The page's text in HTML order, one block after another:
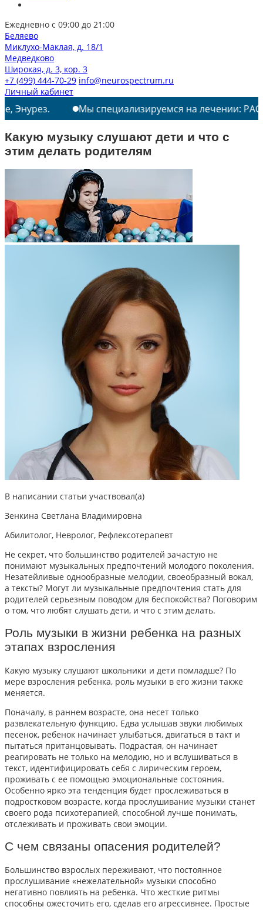
Ежедневно с 09:00 до 21:00
Беляево
Миклухо-Маклая, д. 18/1
Медведково
Широкая, д. 3, кор. 3
+7 (499) 444-70-29 info@neurospectrum.ru
Личный кабинет
Мы специализируемся на лечении: РАС,
Какую музыку слушают дети и что с
этим делать родителям
В написании статьи участвовал(а)
Зенкина Светлана Владимировна
Абилитолог, Невролог, Рефлексотерапевт
Не секрет, что большинство родителей зачастую не
понимают музыкальных предпочтений молодого поколения.
Незатейливые однообразные мелодии, своеобразный вокал,
а тексты? Могут ли музыкальные предпочтения стать для
родителей серьезным поводом для беспокойства? Поговорим
о том, что любят слушать дети, и что с этим делать.
Роль музыки в жизни ребенка на разных
этапах взросления
Какую музыку слушают школьники и дети помладше? По
мере взросления ребенка, роль музыки в его жизни также
меняется.
Поначалу, в раннем возрасте, она несет только
развлекательную функцию. Едва услышав звуки любимых
песенок, ребенок начинает улыбаться, двигаться в такт и
пытаться пританцовывать. Подрастая, он начинает
реагировать не только на мелодию, но и вслушиваться в
текст, идентифицировать себя с лирическим героем,
проживать с ее помощью эмоциональные состояния.
Особенно ярко эта тенденция будет прослеживаться в
подростковом возрасте, когда прослушивание музыки станет
своего рода психотерапией, способной лучше понимать,
отслеживать и проживать свои эмоции.
С чем связаны опасения родителей?
Большинство взрослых переживают, что постоянное
прослушивание «нежелательной» музыки способно
негативно повлиять на ребенка. Что жесткие ритмы
способны ожесточить его, сделав его агрессивнее. Простые